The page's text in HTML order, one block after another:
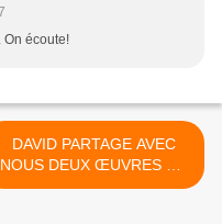
On écoute!
DAVID PARTAGE AVEC
NOUS DEUX ŒUVRES DE
ZATHO AVEC